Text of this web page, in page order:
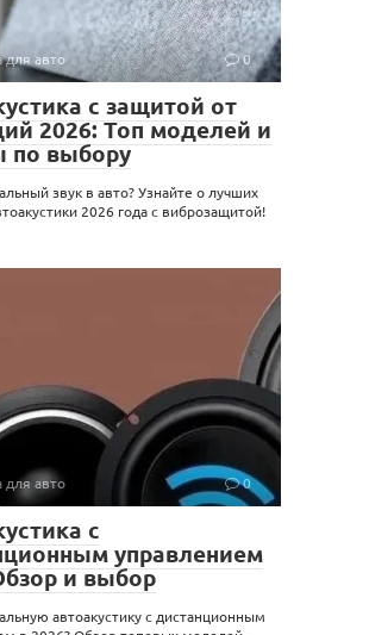
для авто 0
с защитой от
2026: Топ моделей и
по выбору
звук в авто? Узнайте о лучших
2026 года с виброзащитой!
для авто 0
с
управлением
и выбор
автоакустику с дистанционным